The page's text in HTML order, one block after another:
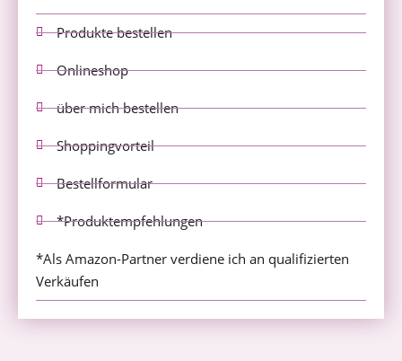
Produkte bestellen
Onlineshop
über mich bestellen
Shoppingvorteil
Bestellformular
*Produktempfehlungen
*Als Amazon-Partner verdiene ich an qualifizierten
Verkäufen